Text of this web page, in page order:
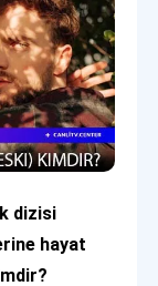
dizisi
hayat